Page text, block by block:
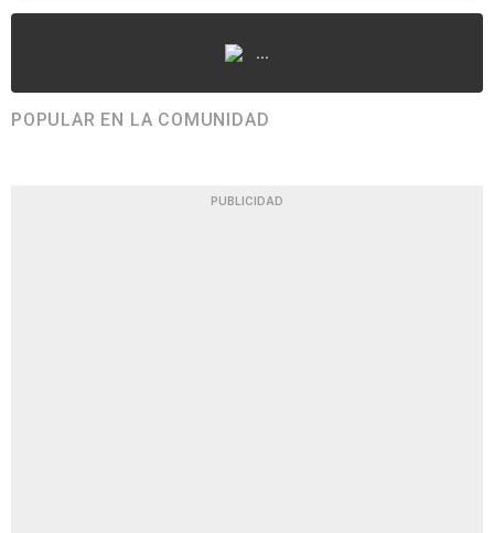
...
POPULAR EN LA COMUNIDAD
PUBLICIDAD